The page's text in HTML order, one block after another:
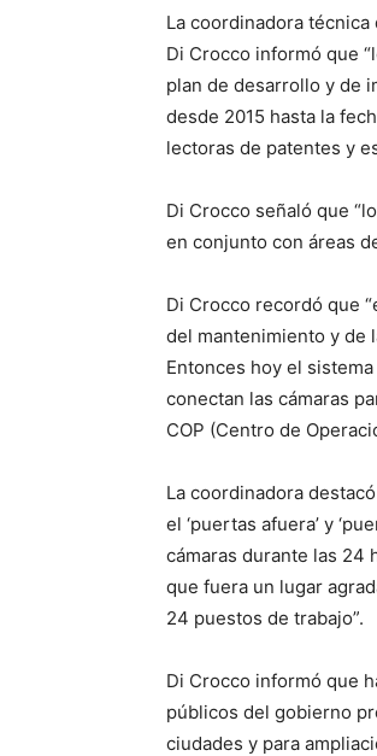
La coordinadora
Di Crocco informó que
plan de desarrollo y de
desde 2015 hasta la
lectoras de patentes y
Di Crocco señaló que
en conjunto con áreas
Di Crocco recordó que
del mantenimiento y de
Entonces hoy el
conectan las cámaras
COP (Centro de
La coordinadora
el ‘puertas afuera’ y
cámaras durante las 24
que fuera un lugar
24 puestos de trabajo”.
Di Crocco informó que
públicos del gobierno
ciudades y para